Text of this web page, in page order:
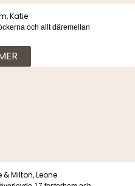
Katie
och allt däremellan
& Milton, Leone